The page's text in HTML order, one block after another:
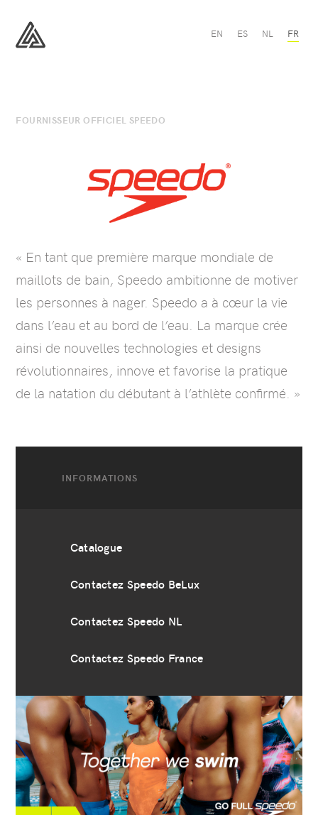
Speedo
All
FR
EN ES NL
FOURNISSEUR OFFICIEL SPEEDO
« En tant que première marque mondiale de
maillots de bain, Speedo ambitionne de motiver
les personnes à nager. Speedo a à cœur la vie
dans l’eau et au bord de l’eau. La marque crée
ainsi de nouvelles technologies et designs
révolutionnaires, innove et favorise la pratique
de la natation du débutant à l’athlète confirmé. »
INFORMATIONS
Catalogue
Contactez Speedo BeLux
Contactez Speedo NL
Contactez Speedo France